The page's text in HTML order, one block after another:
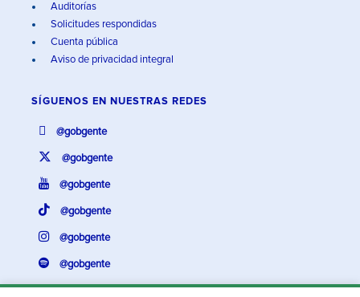
Auditorías
Solicitudes respondidas
Cuenta pública
Aviso de privacidad integral
SÍGUENOS EN NUESTRAS REDES
@gobgente
@gobgente
@gobgente
@gobgente
@gobgente
@gobgente